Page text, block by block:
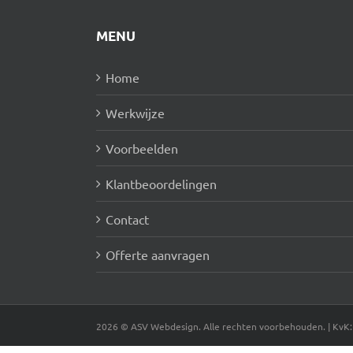
MENU
Home
Werkwijze
Voorbeelden
Klantbeoordelingen
Contact
Offerte aanvragen
2026 © ASV Webdesign. Alle rechten voorbehouden. |